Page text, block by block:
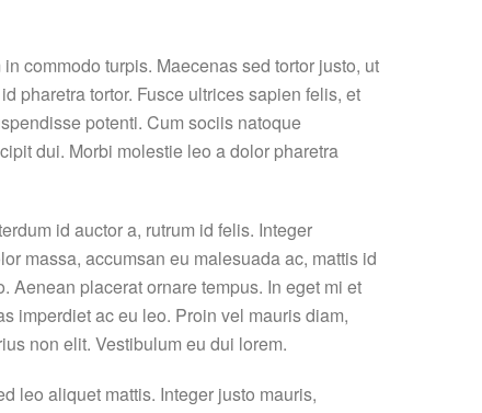
commodo turpis. Maecenas sed tortor justo, ut
pharetra tortor. Fusce ultrices sapien felis, et
potenti. Cum sociis natoque
dui. Morbi molestie leo a dolor pharetra
id auctor a, rutrum id felis. Integer
massa, accumsan eu malesuada ac, mattis id
Aenean placerat ornare tempus. In eget mi et
imperdiet ac eu leo. Proin vel mauris diam,
non elit. Vestibulum eu dui lorem.
leo aliquet mattis. Integer justo mauris,